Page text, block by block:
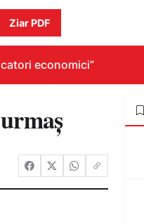
Ziar PDF
economici”